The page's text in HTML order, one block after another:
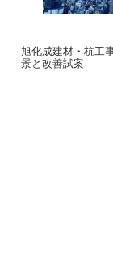
旭化成建材・杭工
景と改善試案